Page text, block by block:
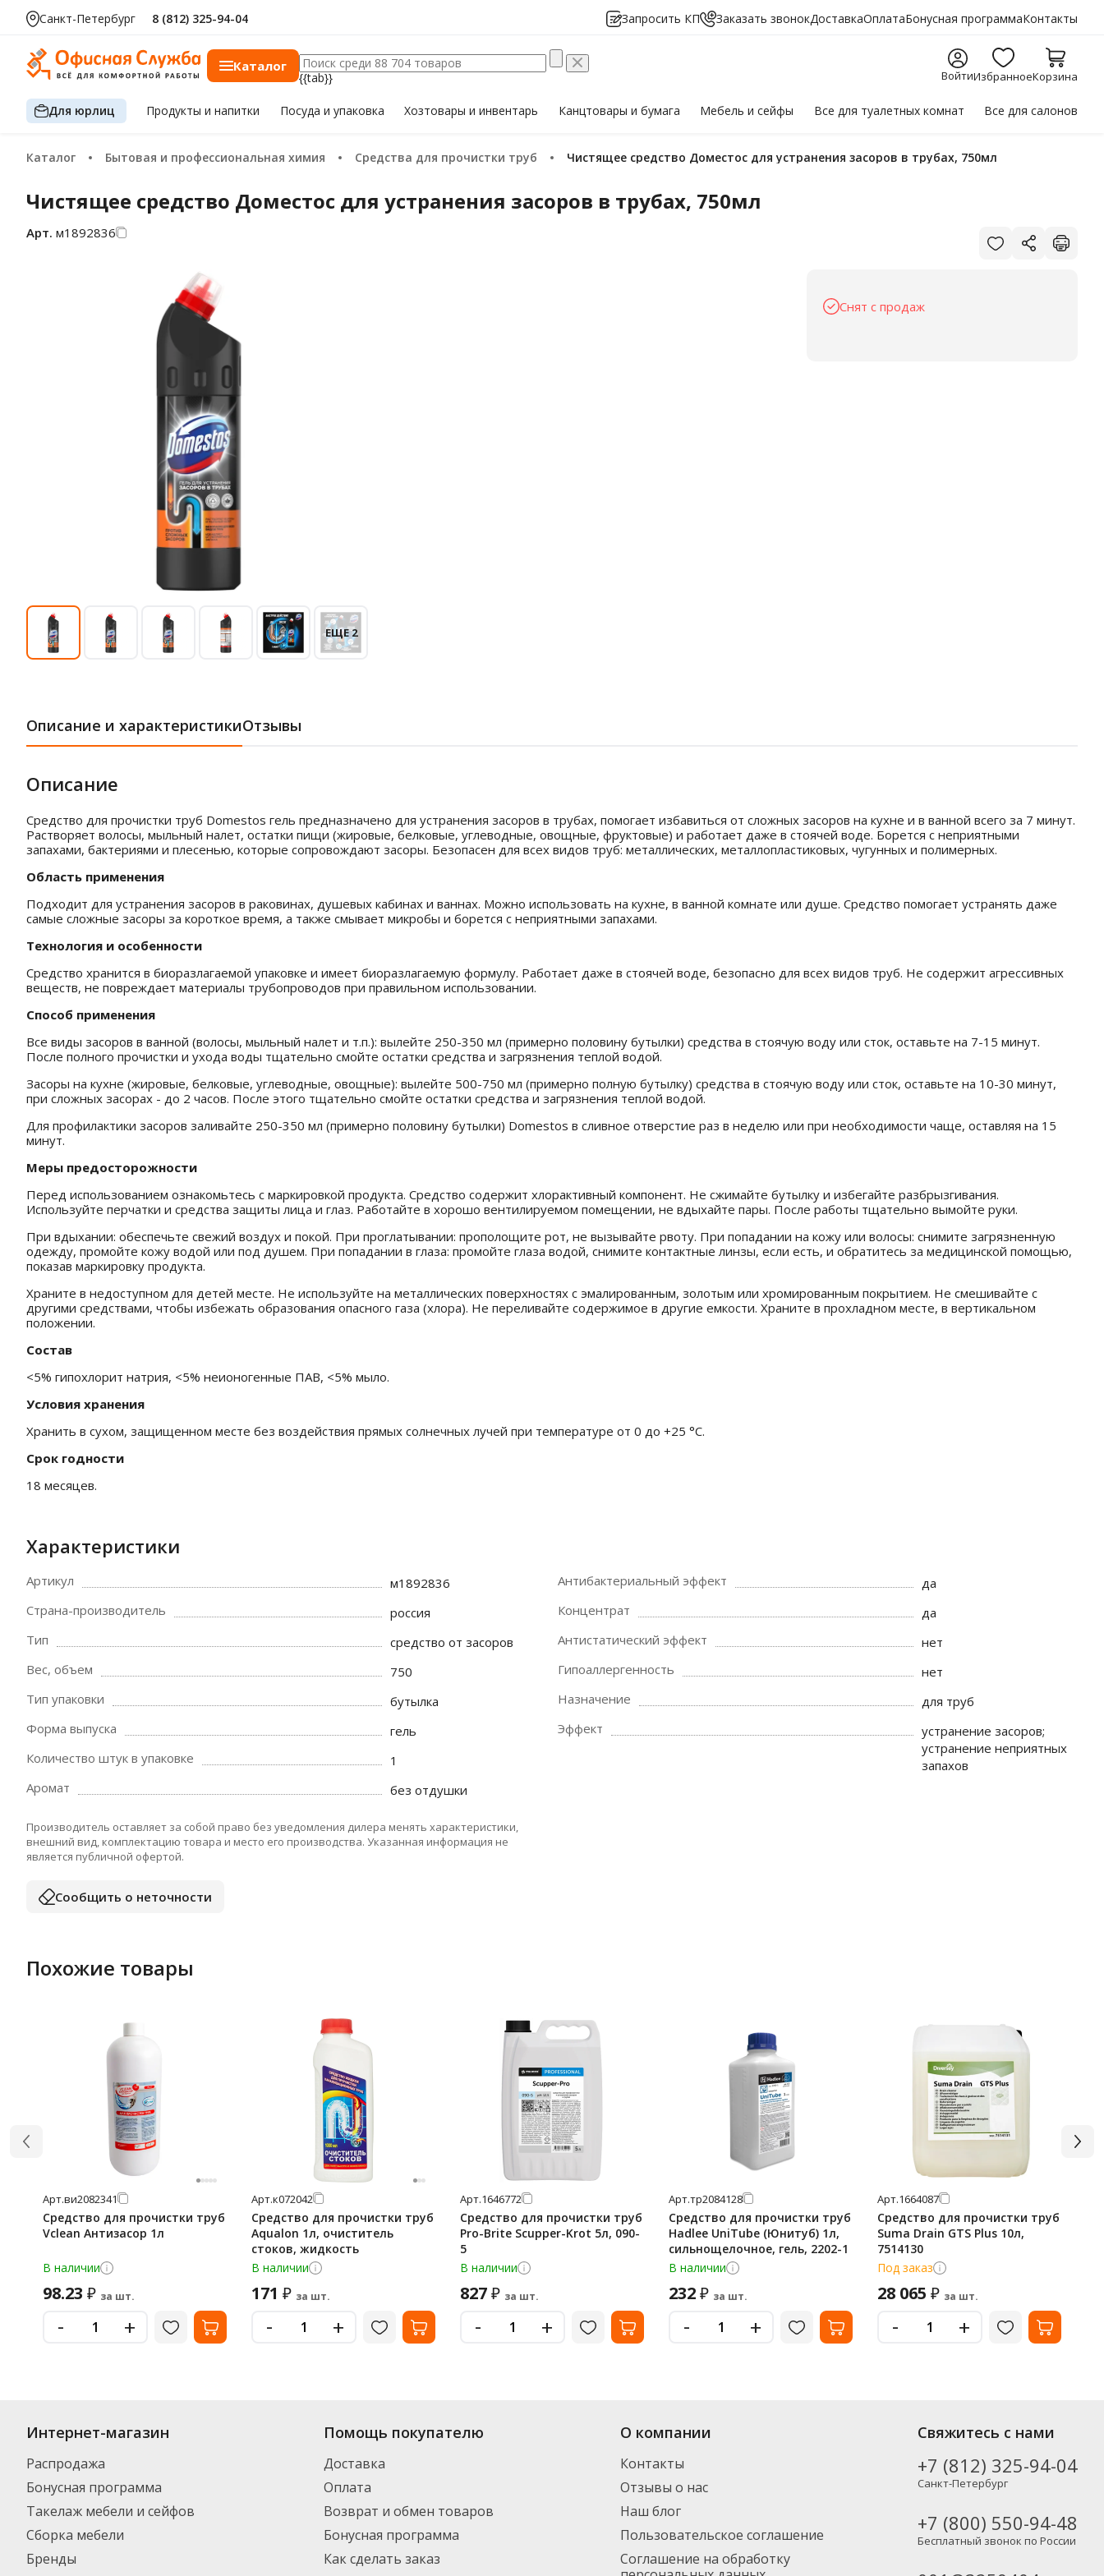
Санкт-Петербург 8 (812) 325-94-04 Запросить КП Заказать звонокДоставкаОплатаБонусная программаКонтакты
Каталог
{{tab}} ВойтиИзбранноеКорзина
Для юрлиц Продуктыи напитки Посуда и упаковка Хозтоварыи инвентарь Канцтовары и бумага Мебельи сейфы Все для туалетных комнат Все для салонов
Каталог Бытовая и профессиональная химия Средства для прочистки труб Чистящее средство Доместос для устранения засоров в трубах, 750мл
Чистящее средство Доместос для устранения засоров в трубах, 750мл
Арт. м1892836
ЕЩЕ 2
Снят с продаж
Описание и характеристикиОтзывы
Описание
Средство для прочистки труб Domestos гель предназначено для устранения засоров в трубах, помогает избавиться от сложных засоров на кухне и в ванной всего за 7 минут.
Растворяет волосы, мыльный налет, остатки пищи (жировые, белковые, углеводные, овощные, фруктовые) и работает даже в стоячей воде. Борется с неприятными
запахами, бактериями и плесенью, которые сопровождают засоры. Безопасен для всех видов труб: металлических, металлопластиковых, чугунных и полимерных.
Область применения
Подходит для устранения засоров в раковинах, душевых кабинах и ваннах. Можно использовать на кухне, в ванной комнате или душе. Средство помогает устранять даже
самые сложные засоры за короткое время, а также смывает микробы и борется с неприятными запахами.
Технология и особенности
Средство хранится в биоразлагаемой упаковке и имеет биоразлагаемую формулу. Работает даже в стоячей воде, безопасно для всех видов труб. Не содержит агрессивных
веществ, не повреждает материалы трубопроводов при правильном использовании.
Способ применения
Все виды засоров в ванной (волосы, мыльный налет и т.п.): вылейте 250-350 мл (примерно половину бутылки) средства в стоячую воду или сток, оставьте на 7-15 минут.
После полного прочистки и ухода воды тщательно смойте остатки средства и загрязнения теплой водой.
Засоры на кухне (жировые, белковые, углеводные, овощные): вылейте 500-750 мл (примерно полную бутылку) средства в стоячую воду или сток, оставьте на 10-30 минут,
при сложных засорах - до 2 часов. После этого тщательно смойте остатки средства и загрязнения теплой водой.
Для профилактики засоров заливайте 250-350 мл (примерно половину бутылки) Domestos в сливное отверстие раз в неделю или при необходимости чаще, оставляя на 15
минут.
Меры предосторожности
Перед использованием ознакомьтесь с маркировкой продукта. Средство содержит хлорактивный компонент. Не сжимайте бутылку и избегайте разбрызгивания.
Используйте перчатки и средства защиты лица и глаз. Работайте в хорошо вентилируемом помещении, не вдыхайте пары. После работы тщательно вымойте руки.
При вдыхании: обеспечьте свежий воздух и покой. При проглатывании: прополощите рот, не вызывайте рвоту. При попадании на кожу или волосы: снимите загрязненную
одежду, промойте кожу водой или под душем. При попадании в глаза: промойте глаза водой, снимите контактные линзы, если есть, и обратитесь за медицинской помощью,
показав маркировку продукта.
Храните в недоступном для детей месте. Не используйте на металлических поверхностях с эмалированным, золотым или хромированным покрытием. Не смешивайте с
другими средствами, чтобы избежать образования опасного газа (хлора). Не переливайте содержимое в другие емкости. Храните в прохладном месте, в вертикальном
положении.
Состав
<5% гипохлорит натрия, <5% неионогенные ПАВ, <5% мыло.
Условия хранения
Хранить в сухом, защищенном месте без воздействия прямых солнечных лучей при температуре от 0 до +25 °С.
Срок годности
18 месяцев.
Характеристики
Артикул
м1892836
Страна-производитель
россия
Тип
средство от засоров
Вес, объем
750
Тип упаковки
бутылка
Форма выпуска
гель
Количество штук в упаковке
1
Аромат
без отдушки
Антибактериальный эффект
да
Концентрат
да
Антистатический эффект
нет
Гипоаллергенность
нет
Назначение
для труб
Эффект
устранение засоров;
устранение неприятных
запахов
Производитель оставляет за собой право без уведомления дилера менять характеристики,
внешний вид, комплектацию товара и место его производства. Указанная информация не
является публичной офертой.
Сообщить о неточности
Похожие товары
Арт.ви2082341
Средство для прочистки труб
Vclean Антизасор 1л
В наличии
98.23 ₽ за шт.
- +
Арт.к072042
Средство для прочистки труб
Aqualon 1л, очиститель
стоков, жидкость
В наличии
171 ₽ за шт.
- +
Арт.1646772
Средство для прочистки труб
Pro-Brite Scupper-Krot 5л, 090-
5
В наличии
827₽ за шт.
- +
Арт.тр2084128
Средство для прочистки труб
Hadlee UniTube (Юнитуб) 1л,
сильнощелочное, гель, 2202-1
В наличии
232₽ за шт.
- +
Арт.1664087
Средство для прочистки труб
Suma Drain GTS Plus 10л,
7514130
Под заказ
28 065 ₽ за шт.
- +
Интернет-магазин
Распродажа
Бонусная программа
Такелаж мебели и сейфов
Сборка мебели
Бренды
Помощь покупателю
Доставка
Оплата
Возврат и обмен товаров
Бонусная программа
Как сделать заказ
О компании
Контакты
Отзывы о нас
Наш блог
Пользовательское соглашение
Соглашение на обработку
Свяжитесь с нами
+7 (812) 325-94-04
Санкт-Петербург
+7 (800) 550-94-48
Бесплатный звонок по России